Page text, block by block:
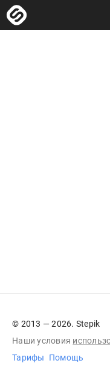
© 2013 — 2026. Stepik
Наши условия
Тарифы
Помощь